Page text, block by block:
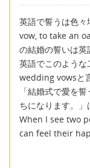
英語で誓うは色
vow, to take an
の結婚の誓いは
英語でこのよう
wedding vowsと
「結婚式で愛を
ちになります。」
When I see two
can feel their